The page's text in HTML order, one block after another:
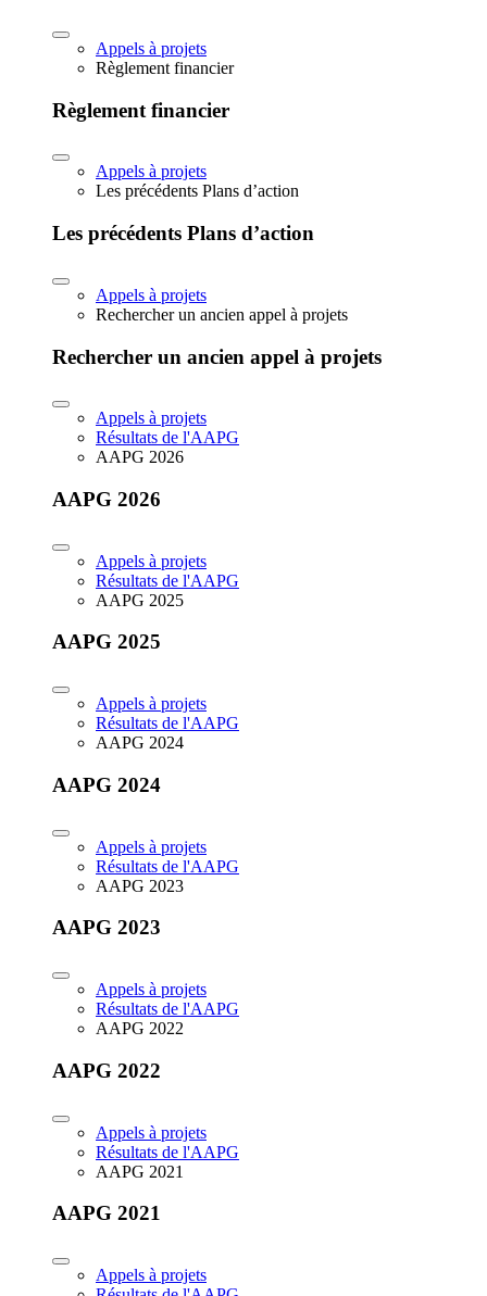
Appels à projets
Règlement financier
Règlement financier
Appels à projets
Les précédents Plans d’action
Les précédents Plans d’action
Appels à projets
Rechercher un ancien appel à projets
Rechercher un ancien appel à projets
Appels à projets
Résultats de l'AAPG
AAPG 2026
AAPG 2026
Appels à projets
Résultats de l'AAPG
AAPG 2025
AAPG 2025
Appels à projets
Résultats de l'AAPG
AAPG 2024
AAPG 2024
Appels à projets
Résultats de l'AAPG
AAPG 2023
AAPG 2023
Appels à projets
Résultats de l'AAPG
AAPG 2022
AAPG 2022
Appels à projets
Résultats de l'AAPG
AAPG 2021
AAPG 2021
Appels à projets